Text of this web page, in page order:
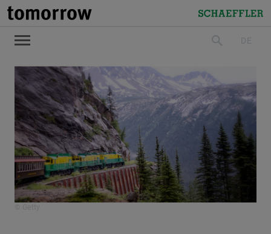
tomorrow
Schaeffler
suchenDE